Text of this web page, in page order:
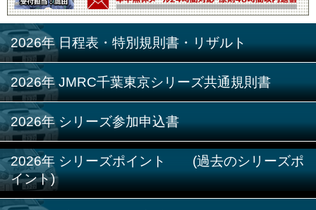
2026年 日程表・特別規則書・リザルト
2026年 JMRC千葉東京シリーズ共通規則書
2026年 シリーズ参加申込書
2026年 シリーズポイント (過去のシリーズポ
イント)